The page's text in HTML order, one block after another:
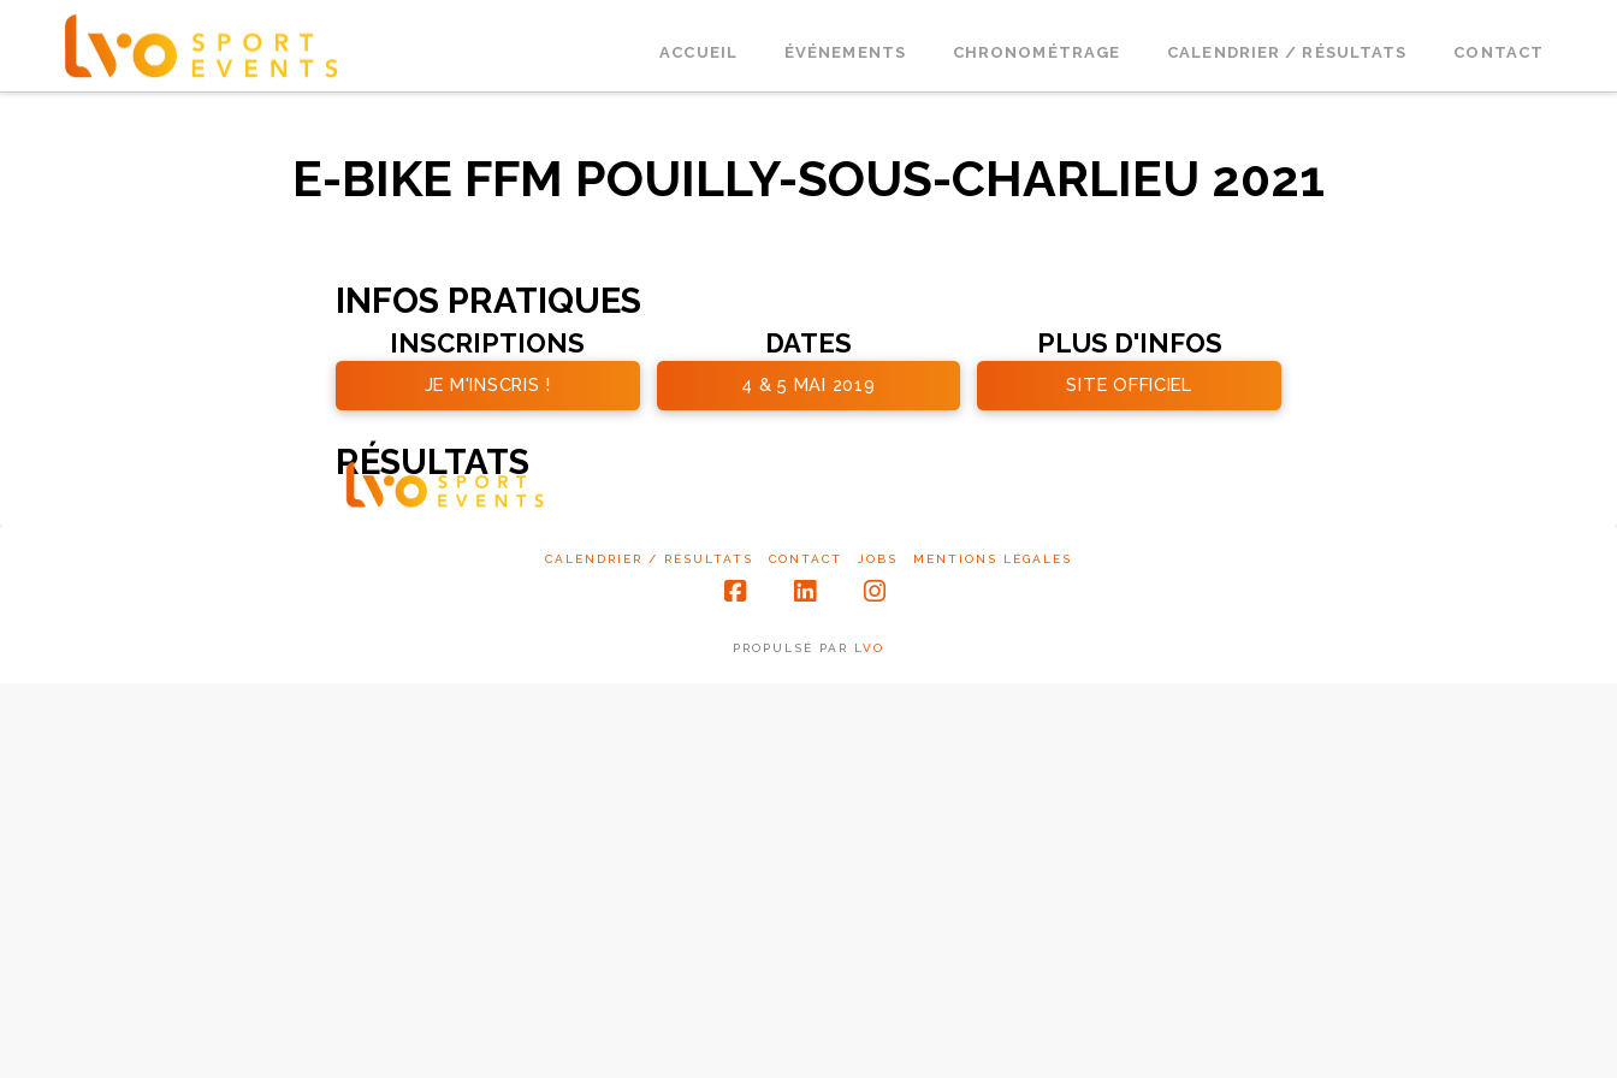
ACCUEIL ÉVÉNEMENTS CHRONOMÉTRAGE CALENDRIER / RÉSULTATS CONTACT
E-BIKE FFM POUILLY-SOUS-CHARLIEU 2021
INFOS PRATIQUES
INSCRIPTIONS
JE M'INSCRIS !
DATES
4 & 5 MAI 2019
PLUS D'INFOS
SITE OFFICIEL
RÉSULTATS
CALENDRIER / RÉSULTATS CONTACT JOBS MENTIONS LÉGALES
PROPULSÉ PAR LVO